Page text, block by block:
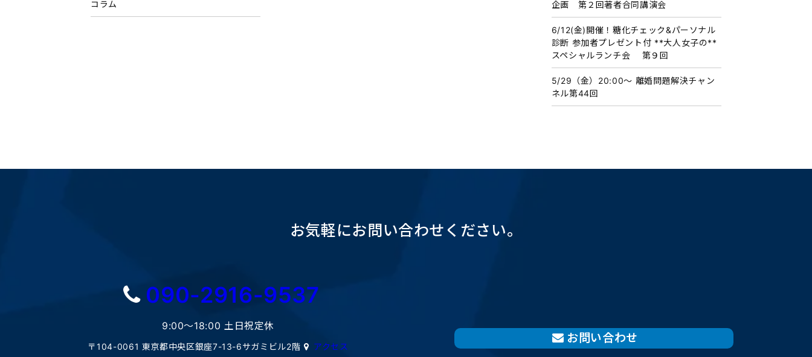
コラム
企画 第２回著者合同講演会
6/12(金)開催！糖化チェック&パーソナル
診断 参加者プレゼント付 **大人女子の**
スペシャルランチ会 第９回
5/29（金）20:00〜 離婚問題解決チャン
ネル第44回
お気軽にお問い合わせください。
090-2916-9537
9:00〜18:00 土日祝定休
〒104-0061 東京都中央区銀座7-13-6サガミビル2階 アクセス
お問い合わせ